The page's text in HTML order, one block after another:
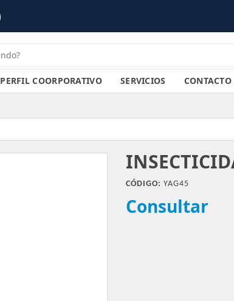
PERFIL COORPORATIVO SERVICIOS
CÓDIGO: YAG45
Consultar